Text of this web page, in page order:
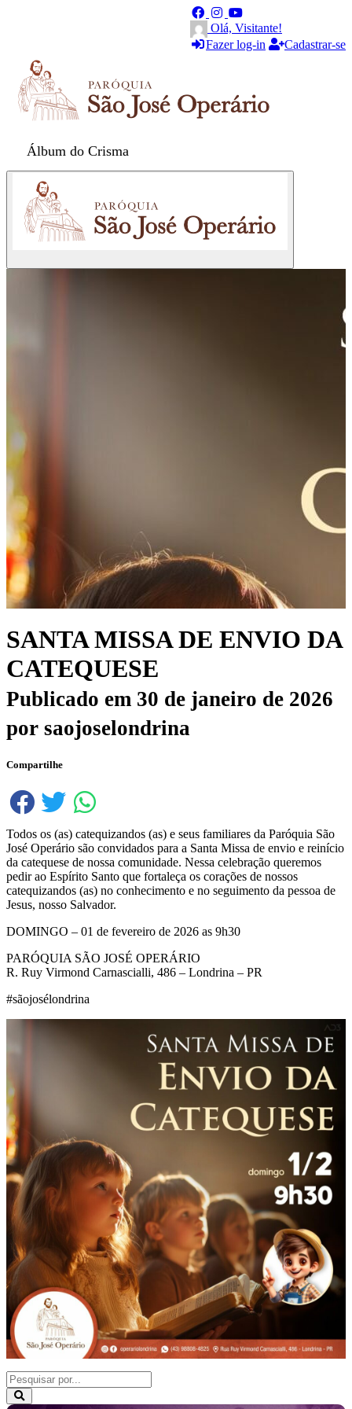
Olá, Visitante!
Fazer log-in
Cadastrar-se
Álbum do Crisma
SANTA MISSA DE ENVIO DA
CATEQUESE
Publicado em 30 de janeiro de 2026
por saojoselondrina
Compartilhe
Todos os (as) catequizandos (as) e seus familiares da Paróquia São
José Operário são convidados para a Santa Missa de envio e reinício
da catequese de nossa comunidade. Nessa celebração queremos
pedir ao Espírito Santo que fortaleça os corações de nossos
catequizandos (as) no conhecimento e no seguimento da pessoa de
Jesus, nosso Salvador.
DOMINGO – 01 de fevereiro de 2026 as 9h30
PARÓQUIA SÃO JOSÉ OPERÁRIO
R. Ruy Virmond Carnascialli, 486 – Londrina – PR
#sãojosélondrina